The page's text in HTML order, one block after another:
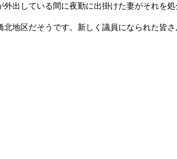
出している間に夜勤に出掛けた妻がそれを処
地区だそうです。新しく議員になられた皆